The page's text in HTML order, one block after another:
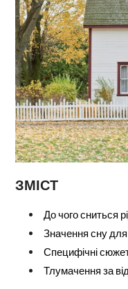
ЗМІСТ
До чого сниться
Значення сну для
Специфічні
Тлумачення за